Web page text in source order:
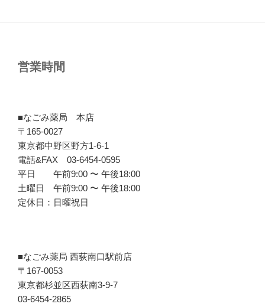
営業時間
■なごみ薬局 本店
〒165-0027
東京都中野区野方1-6-1
電話&FAX 03-6454-0595
平日 午前9:00 〜 午後18:00
土曜日 午前9:00 〜 午後18:00
定休日：日曜祝日
■なごみ薬局 西荻南口駅前店
〒167-0053
東京都杉並区西荻南3-9-7
03-6454-2865